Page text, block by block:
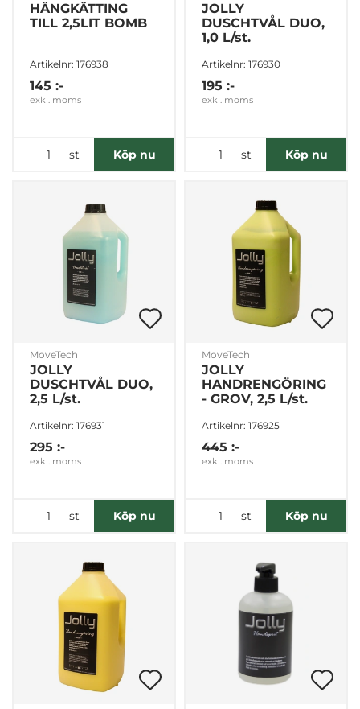
HÄNGKÄTTING
TILL 2,5LIT BOMB
Artikelnr: 176938
145 :-
exkl. moms
st Köp nu
JOLLY
DUSCHTVÅL DUO,
1,0 L/st.
Artikelnr: 176930
195 :-
exkl. moms
st Köp nu
MoveTech
JOLLY
DUSCHTVÅL DUO,
2,5 L/st.
Artikelnr: 176931
295 :-
exkl. moms
st Köp nu
MoveTech
JOLLY
HANDRENGÖRING
- GROV, 2,5 L/st.
Artikelnr: 176925
445 :-
exkl. moms
st Köp nu